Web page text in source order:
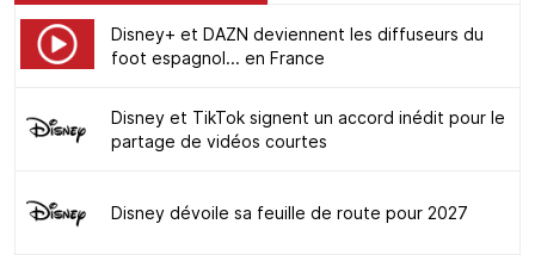
Disney+ et DAZN deviennent les diffuseurs du
foot espagnol... en France
Disney et TikTok signent un accord inédit pour le
partage de vidéos courtes
Disney dévoile sa feuille de route pour 2027